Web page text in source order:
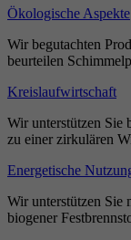
Ökologische Aspekte
Wir begutachten
beurteilen
Kreislaufwirtschaft
Wir unterstützen Sie
zu einer zirkulären
Energetische
Wir unterstützen Sie
biogener